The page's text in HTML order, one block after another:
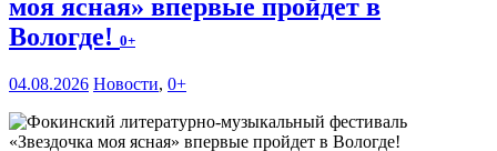
моя ясная» впервые пройдет в
Вологде! 0+
04.08.2026 Новости, 0+